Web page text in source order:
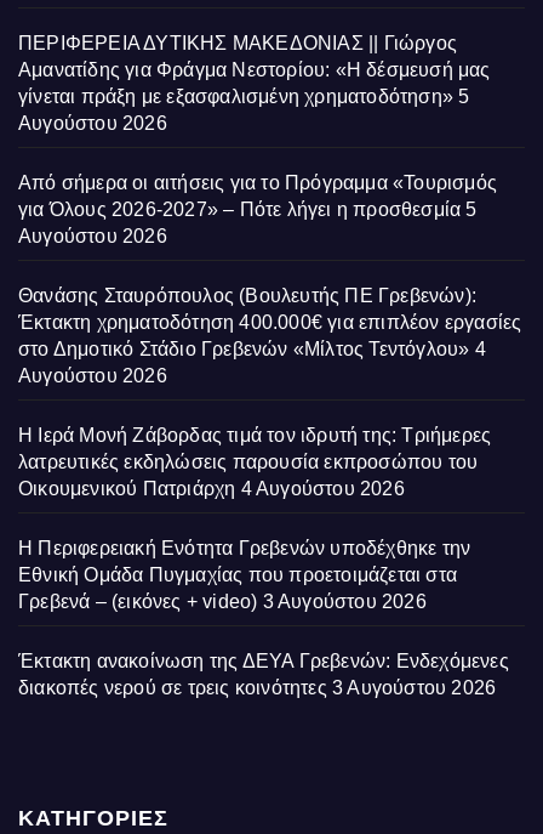
ΠΕΡΙΦΕΡΕΙΑ ΔΥΤΙΚΗΣ ΜΑΚΕΔΟΝΙΑΣ || Γιώργος
Αμανατίδης για Φράγμα Νεστορίου: «Η δέσμευσή μας
γίνεται πράξη με εξασφαλισμένη χρηματοδότηση» 5
Αυγούστου 2026
Από σήμερα οι αιτήσεις για το Πρόγραμμα «Τουρισμός
για Όλους 2026-2027» – Πότε λήγει η προσθεσμία 5
Αυγούστου 2026
Θανάσης Σταυρόπουλος (Βουλευτής ΠΕ Γρεβενών):
Έκτακτη χρηματοδότηση 400.000€ για επιπλέον εργασίες
στο Δημοτικό Στάδιο Γρεβενών «Μίλτος Τεντόγλου» 4
Αυγούστου 2026
Η Ιερά Μονή Ζάβορδας τιμά τον ιδρυτή της: Τριήμερες
λατρευτικές εκδηλώσεις παρουσία εκπροσώπου του
Οικουμενικού Πατριάρχη 4 Αυγούστου 2026
Η Περιφερειακή Ενότητα Γρεβενών υποδέχθηκε την
Εθνική Ομάδα Πυγμαχίας που προετοιμάζεται στα
Γρεβενά – (εικόνες + video) 3 Αυγούστου 2026
Έκτακτη ανακοίνωση της ΔΕΥΑ Γρεβενών: Ενδεχόμενες
διακοπές νερού σε τρεις κοινότητες 3 Αυγούστου 2026
ΚΑΤΗΓΟΡΙΕΣ